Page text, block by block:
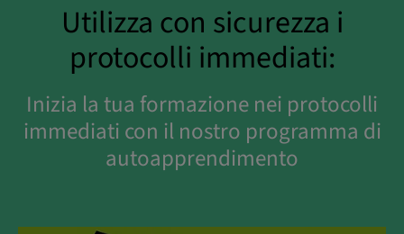
Utilizza con sicurezza i
protocolli immediati:
Inizia la tua formazione nei protocolli
immediati con il nostro programma di
autoapprendimento